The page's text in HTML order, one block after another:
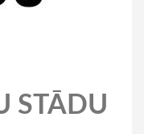
STĀDU